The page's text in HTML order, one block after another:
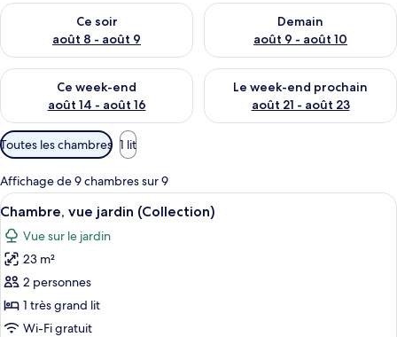
Ce soir
août 8 - août 9
Vérifier la disponibilité pour ce soir août 8 - août 9
Demain
août 9 - août 10
Vérifier la disponibilité pour
Ce week-end
août 14 - août 16
Vérifier la disponibilité pour ce week-end août 14 - août 16
Le week-end prochain
août 21 - août 23
Vérifier la disponibilité pour
Filtres
disponibles
pour
les
chambres
Toutes les chambres 1 lit
Affichage de 9 chambres sur 9
Afficher
toutes
les
photos
pour
ce
type
Une chambre d’hôtel moderne
8
Chambre, vue jardin (Collection)
Vue sur le jardin
23 m²
2 personnes
1 très grand lit
Wi-Fi gratuit